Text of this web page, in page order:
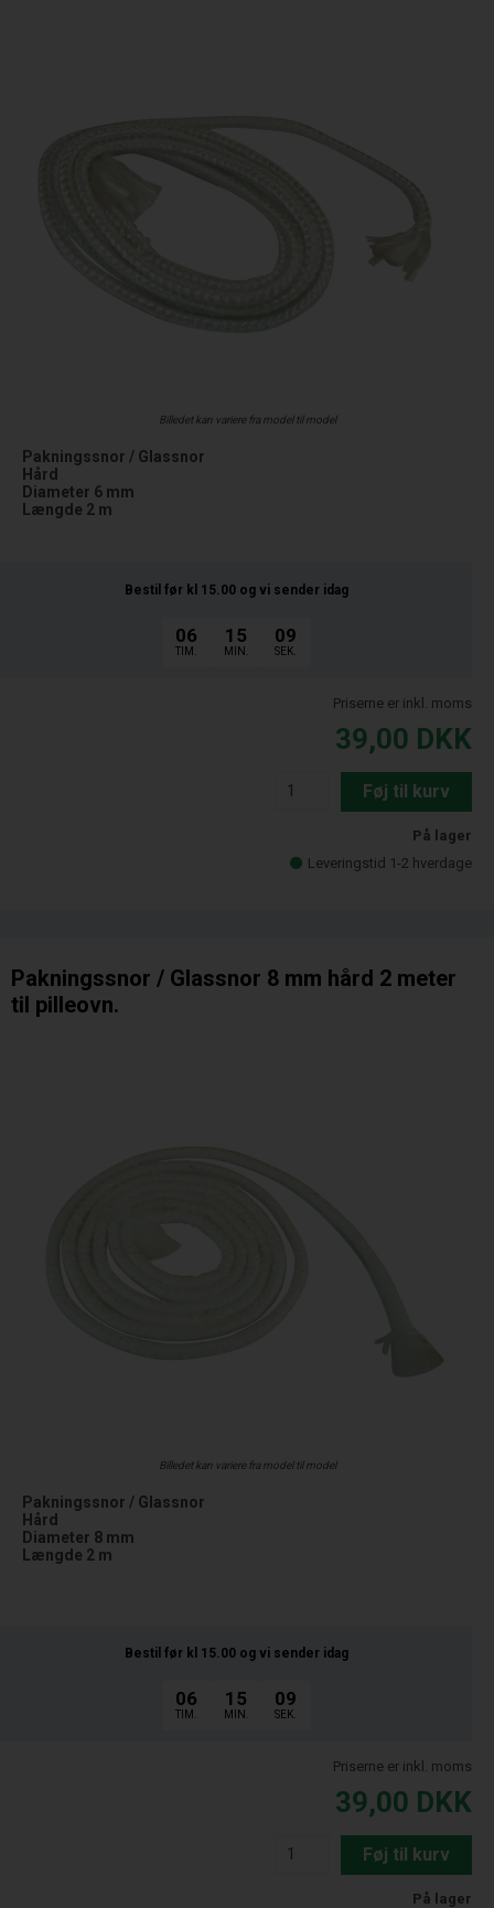
Billedet kan variere fra model til model
Pakningssnor / Glassnor
Hård
Diameter 6 mm
Længde 2 m
Bestil før kl 15.00 og vi sender idag
06
TIM.
15
MIN.
08
SEK.
Priserne er inkl. moms
39,00 DKK
Føj til kurv
På lager
Leveringstid 1-2 hverdage
Pakningssnor / Glassnor 8 mm hård 2 meter
til pilleovn.
Billedet kan variere fra model til model
Pakningssnor / Glassnor
Hård
Diameter 8 mm
Længde 2 m
Bestil før kl 15.00 og vi sender idag
06
TIM.
15
MIN.
08
SEK.
Priserne er inkl. moms
39,00 DKK
Føj til kurv
På lager